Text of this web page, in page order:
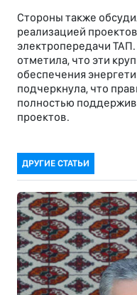
Стороны также
реализацией
электропередачи
отметила, что эти
обеспечения
подчеркнула, что
полностью
проектов.
ДРУГИЕ СТАТЬИ